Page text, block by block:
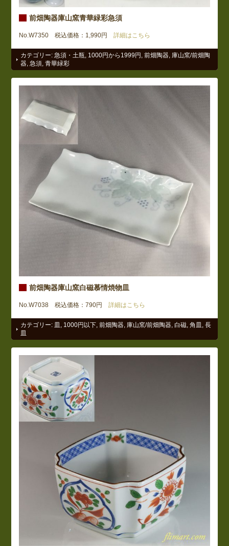
前畑陶器庫山窯青華緑彩急須
No.W7350 税込価格：1,990円 詳細はこちら
カテゴリー:急須・土瓶 1000円から1999円 ,前畑陶器 庫山窯/前畑陶
器 ,急須 ,青華緑彩
前畑陶器庫山窯白磁慕情焼物皿
No.W7038 税込価格：790円 詳細はこちら
カテゴリー: 皿 1000円以下 ,前畑陶器 庫山窯/前畑陶器 白磁 ,角皿 ,長
皿